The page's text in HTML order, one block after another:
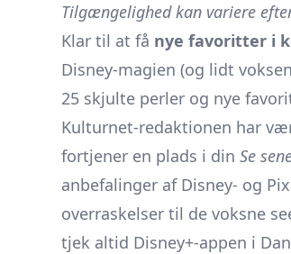
Tilgængelighed kan variere
Klar til at få nye favoritter i
Disney-magien (og lidt
25 skjulte perler og nye
Kulturnet-redaktionen har
fortjener en plads i din Se
anbefalinger af Disney- og
overraskelser til de voksne
tjek altid Disney+-appen i